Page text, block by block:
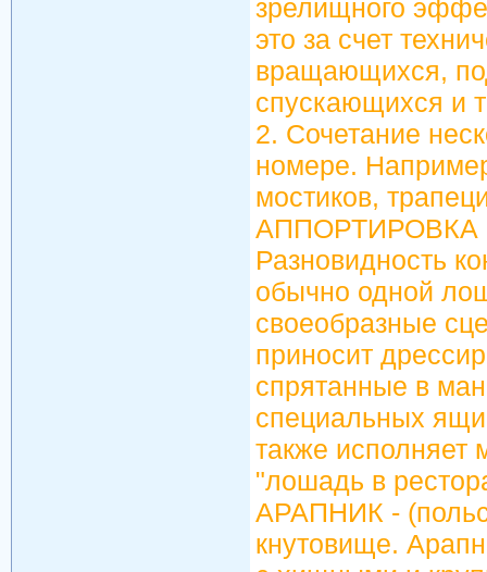
зрелищного
это за счет
вращающихся,
спускающихся и
2. Сочетание
номере.
мостиков,
АППОРТИРОВКА -
Разновидность
обычно одной
своеобразные
приносит
спрятанные в
специальных
также исполняет
"лошадь в
АРАПНИК -
кнутовище.